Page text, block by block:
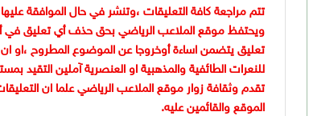
تتم مراجعة كافة التعليقات ،وتنشر في حال الموافقة
ويحتفظ موقع الملاعب الرياضي بحق حذف أي تعليق
تعليق يتضمن اساءة أوخروجا عن الموضوع المطروح ،او
للنعرات الطائفية والمذهبية او العنصرية آملين التقيد
تقدم وثقافة زوار موقع الملاعب الرياضي علما ان
الموقع والقائمين عليه.